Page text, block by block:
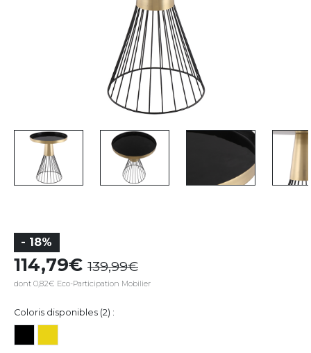
- 18%
114,79 139,99
dont 0,82€ Eco-Participation Mobilier
Coloris disponibles (2) :